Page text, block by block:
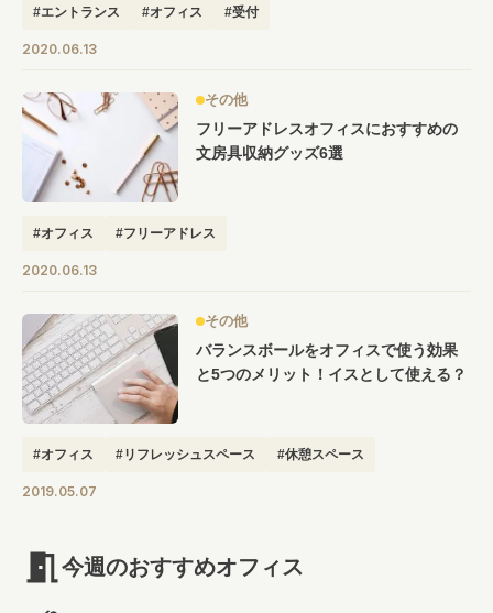
#エントランス #オフィス #受付
2020.06.13
その他
フリーアドレスオフィスにおすすめの
文房具収納グッズ6選
#オフィス #フリーアドレス
2020.06.13
その他
バランスボールをオフィスで使う効果
と5つのメリット！イスとして使える？
#オフィス #リフレッシュスペース #休憩スペース
2019.05.07
今週のおすすめオフィス